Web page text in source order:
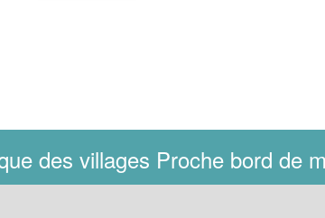
des villages Proche bord de